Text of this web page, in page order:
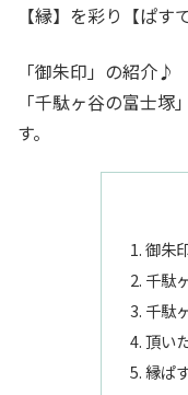
【縁】を彩り【ぱす
「御朱印」の紹介♪
「千駄ヶ谷の富士
す。
御朱
千駄
千駄
頂い
縁ぱ